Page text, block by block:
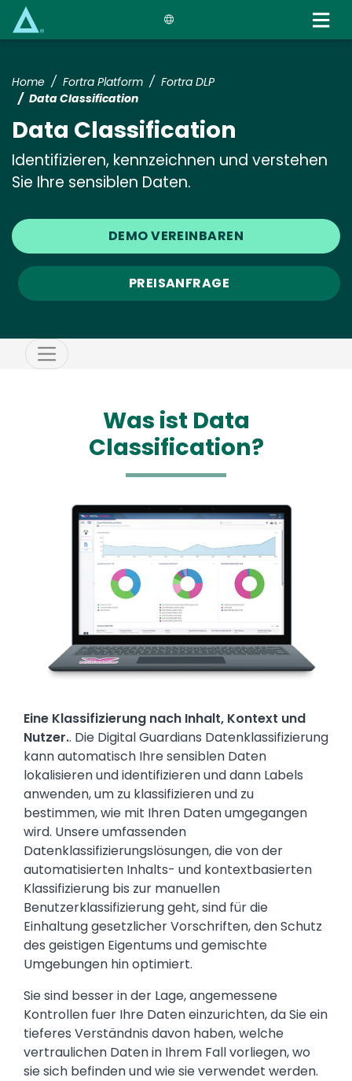
Home Fortra Platform
Fortra DLP
Data Classification
Data Classification
Identifizieren, kennzeichnen und verstehen
Sie Ihre sensiblen Daten.
DEMO VEREINBAREN
PREISANFRAGE
Was ist Data
Classification?
Media
Image
Text
Eine Klassifizierung nach Inhalt, Kontext und
Nutzer.. Die Digital Guardians Datenklassifizierung
kann automatisch Ihre sensiblen Daten
lokalisieren und identifizieren und dann Labels
anwenden, um zu klassifizieren und zu
bestimmen, wie mit Ihren Daten umgegangen
wird. Unsere umfassenden
Datenklassifizierungslösungen, die von der
automatisierten Inhalts- und kontextbasierten
Klassifizierung bis zur manuellen
Benutzerklassifizierung geht, sind für die
Einhaltung gesetzlicher Vorschriften, den Schutz
des geistigen Eigentums und gemischte
Umgebungen hin optimiert.
Sie sind besser in der Lage, angemessene
Kontrollen fuer Ihre Daten einzurichten, da Sie ein
tieferes Verständnis davon haben, welche
vertraulichen Daten in Ihrem Fall vorliegen, wo
sie sich befinden und wie sie verwendet werden.